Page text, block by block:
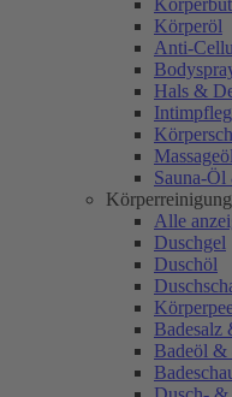
Körperöl
Anti-
Hals &
Sauna-
Körperreinigung
Alle
Duschgel
Duschöl
Badesalz
Badeöl &